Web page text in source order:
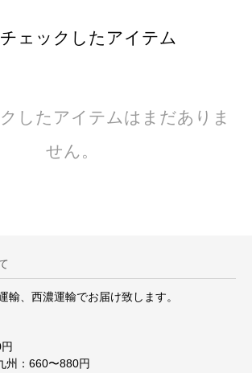
ェックしたアイテム
したアイテムはまだありま
せん。
輸、西濃運輸でお届け致します。
州：660〜880円